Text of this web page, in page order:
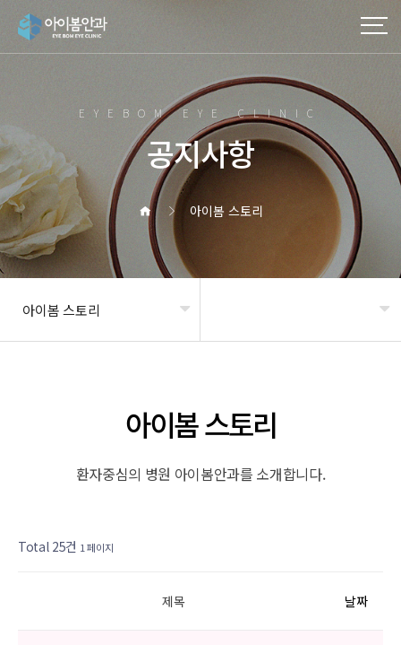
EYEBOM EYE CLINIC
공지사항
아이봄 스토리
아이봄 스토리
아이봄 스토리
환자중심의 병원 아이봄안과를 소개합니다.
Total 25건 1 페이지
제목 날짜